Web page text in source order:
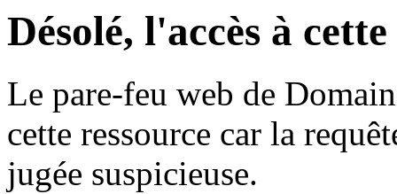
Désolé, l'accès à
Le pare-feu web de
cette ressource car la
jugée suspicieuse.